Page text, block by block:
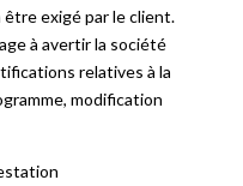
être exigé par le client.
à avertir la société
relatives à la
modification